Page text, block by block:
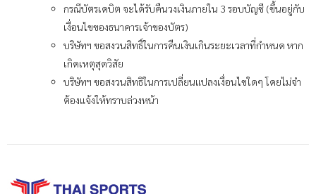
กรณีบัตรเดบิต จะได้รับคืนวงเงินภายใน 3 รอบบัญชี (ขึ้นอยู่กับ
เงื่อนไขของธนาคารเจ้าของบัตร)
บริษัทฯ ขอสงวนสิทธิ์ในการคืนเงินเกินระยะเวลาที่กำหนด หาก
เกิดเหตุสุดวิสัย
บริษัทฯ ขอสงวนสิทธิในการเปลี่ยนแปลงเงื่อนไขใดๆ โดยไม่จำ
ต้องแจ้งให้ทราบล่วงหน้า